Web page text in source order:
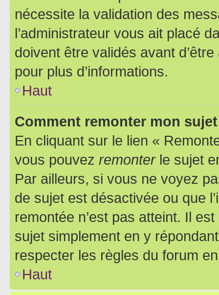
nécessite la validation des
l’administrateur vous ait placé
doivent être validés avant
pour plus d’informations.
Haut
Comment remonter mon
En cliquant sur le lien «
vous pouvez remonterle sujet
Par ailleurs, si vous ne voyez
de sujet est désactivée ou que
remontée n’est pas atteint. Il
sujet simplement en y
respecter les règles du forum
Haut